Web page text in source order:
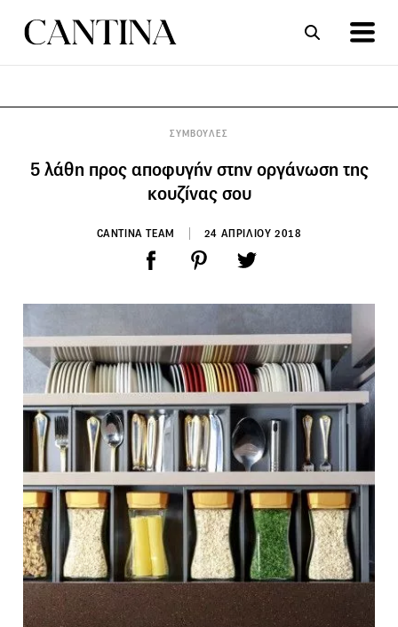
ΣΥΜΒΟΥΛΕΣ
5 λάθη προς αποφυγήν στην οργάνωση της
κουζίνας σου
CANTINA TEAM 24 ΑΠΡΙΛΙΟΥ 2018